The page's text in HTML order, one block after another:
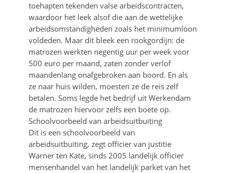
toehapten tekenden valse arbeidscontracten,
waardoor het leek alsof die aan de wettelijke
arbeidsomstandigheden zoals het minimumloon
voldeden. Maar dit bleek een rookgordijn: de
matrozen werkten negentig uur per week voor
500 euro per maand, zaten zonder verlof
maandenlang onafgebroken aan boord. En als
ze naar huis wilden, moesten ze de reis zelf
betalen. Soms legde het bedrijf uit Werkendam
de matrozen hiervoor zelfs een boete op.
Schoolvoorbeeld van arbeidsuitbuiting
Dit is een schoolvoorbeeld van
arbeidsuitbuiting, zegt officier van justitie
Warner ten Kate, sinds 2005 landelijk officier
mensenhandel van het landelijk parket van het